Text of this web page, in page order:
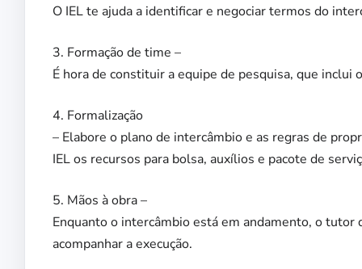
O IEL te ajuda a identificar e negociar termos do
3. Formação de time –
É hora de constituir a equipe de pesquisa, que
4. Formalização
– Elabore o plano de intercâmbio e as regras de
IEL os recursos para bolsa, auxílios e pacote de
5. Mãos à obra –
Enquanto o intercâmbio está em andamento, o
acompanhar a execução.